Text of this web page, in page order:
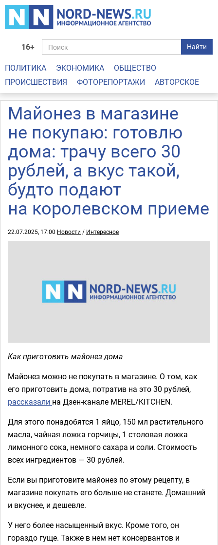
16+ Найти
ПОЛИТИКА ЭКОНОМИКА
ОБЩЕСТВО
ПРОИСШЕСТВИЯ
ФОТОРЕПОРТАЖИ АВТОРСКОЕ
Майонез в магазине
не покупаю: готовлю
дома: трачу всего 30
рублей, а вкус такой,
будто подают
на королевском приеме
22.07.2025, 17:00 Новости / Интересное
Как приготовить майонез дома
Майонез можно не покупать в магазине. О том, как
его приготовить дома, потратив на это 30 рублей,
рассказали на Дзен-канале MEREL/KITCHEN.
Для этого понадобятся 1 яйцо, 150 мл растительного
масла, чайная ложка горчицы, 1 столовая ложка
лимонного сока, немного сахара и соли. Стоимость
всех ингредиентов — 30 рублей.
Если вы приготовите майонез по этому рецепту, в
магазине покупать его больше не станете. Домашний
и вкуснее, и дешевле.
У него более насыщенный вкус. Кроме того, он
гораздо гуще. Также в нем нет консервантов и